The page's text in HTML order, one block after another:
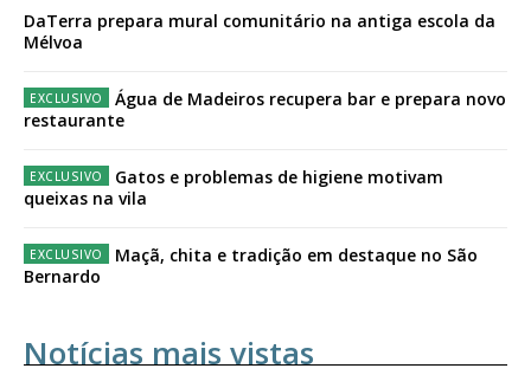
DaTerra prepara mural comunitário na antiga escola da
Mélvoa
Água de Madeiros recupera bar e prepara novo
restaurante
Gatos e problemas de higiene motivam
queixas na vila
Maçã, chita e tradição em destaque no São
Bernardo
Notícias mais vistas